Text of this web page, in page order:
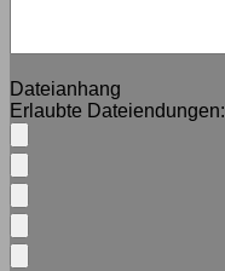
Dateianhang
Erlaubte Dateiendungen: